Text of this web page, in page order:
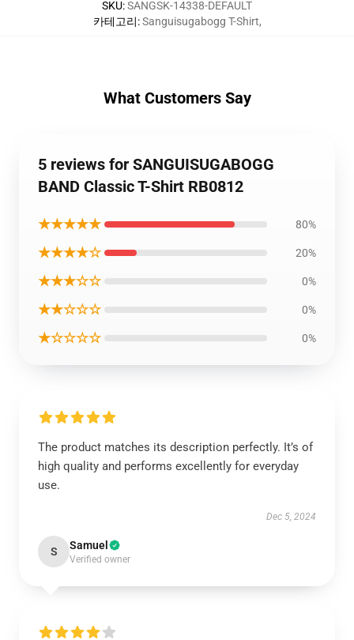
SKU:SANGSK-14338-DEFAULT
카테고리:Sanguisugabogg T-Shirt,
What Customers Say
5 reviews for SANGUISUGABOGG
BAND Classic T-Shirt RB0812
★★★★★ 80%
★★★★☆ 20%
★★★☆☆ 0%
★★☆☆☆ 0%
★☆☆☆☆ 0%
The product matches its description perfectly. It’s of
high quality and performs excellently for everyday
use.
Dec 5, 2024
S Samuel
Verified owner